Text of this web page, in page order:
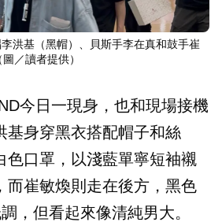
洪基（黑帽）、貝斯手李在真和鼓手崔
／讀者提供）
今日一現身，也和現場接機
基身穿黑衣搭配帽子和絲
色口罩，以淺藍單寧短袖襯
而崔敏煥則走在後方，黑色
，但看起來像清純男大。